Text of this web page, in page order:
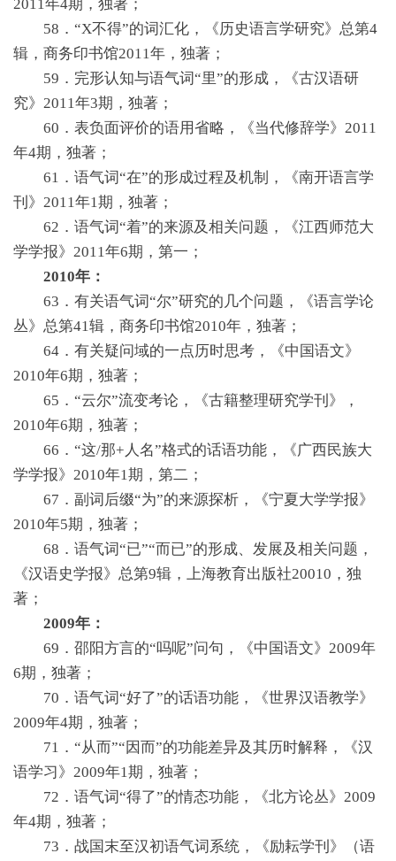
2011年4期，独著；
58．“X不得”的词汇化，《历史语言学研究》总第4
辑，商务印书馆2011年，独著；
59．完形认知与语气词“里”的形成，《古汉语研
究》2011年3期，独著；
60．表负面评价的语用省略，《当代修辞学》2011
年4期，独著；
61．语气词“在”的形成过程及机制，《南开语言学
刊》2011年1期，独著；
62．语气词“着”的来源及相关问题，《江西师范大
学学报》2011年6期，第一；
2010年：
63．有关语气词“尔”研究的几个问题，《语言学论
丛》总第41辑，商务印书馆2010年，独著；
64．有关疑问域的一点历时思考，《中国语文》
2010年6期，独著；
65．“云尔”流变考论，《古籍整理研究学刊》，
2010年6期，独著；
66．“这/那+人名”格式的话语功能，《广西民族大
学学报》2010年1期，第二；
67．副词后缀“为”的来源探析，《宁夏大学学报》
2010年5期，独著；
68．语气词“已”“而已”的形成、发展及相关问题，
《汉语史学报》总第9辑，上海教育出版社20010，独
著；
2009年：
69．邵阳方言的“吗呢”问句，《中国语文》2009年
6期，独著；
70．语气词“好了”的话语功能，《世界汉语教学》
2009年4期，独著；
71．“从而”“因而”的功能差异及其历时解释，《汉
语学习》2009年1期，独著；
72．语气词“得了”的情态功能，《北方论丛》2009
年4期，独著；
73．战国末至汉初语气词系统，《励耘学刊》（语